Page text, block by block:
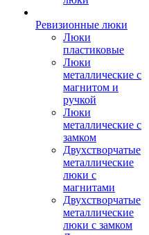
Ревизионные люки
Люки
пластиковые
Люки
металлические с
магнитом и
ручкой
Люки
металлические с
замком
Двухстворчатые
металлические
люки с
магнитами
Двухстворчатые
металлические
люки с замком